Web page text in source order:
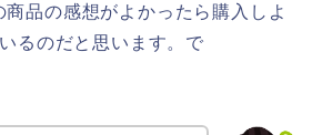
品の感想がよかったら購入しよ
るのだと思います。で